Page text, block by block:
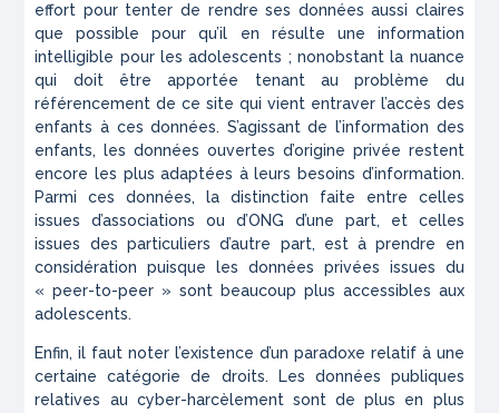
effort pour tenter de rendre ses données aussi claires
que possible pour qu’il en résulte une information
intelligible pour les adolescents ; nonobstant la nuance
qui doit être apportée tenant au problème du
référencement de ce site qui vient entraver l’accès des
enfants à ces données. S’agissant de l’information des
enfants, les données ouvertes d’origine privée restent
encore les plus adaptées à leurs besoins d’information.
Parmi ces données, la distinction faite entre celles
issues d’associations ou d’ONG d’une part, et celles
issues des particuliers d’autre part, est à prendre en
considération puisque les données privées issues du
« peer-to-peer » sont beaucoup plus accessibles aux
adolescents.
Enfin, il faut noter l’existence d’un paradoxe relatif à une
certaine catégorie de droits. Les données publiques
relatives au cyber-harcèlement sont de plus en plus